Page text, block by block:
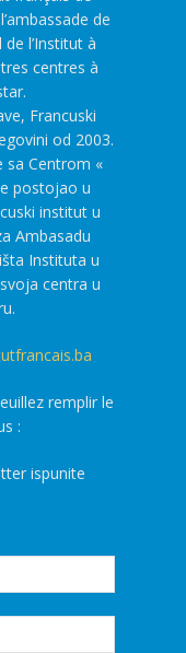
de
l’Institut à
centres à
Francuski
od 2003.
sa Centrom «
postojao u
institut u
Ambasadu
Instituta u
centra u
remplir le
:
ispunite